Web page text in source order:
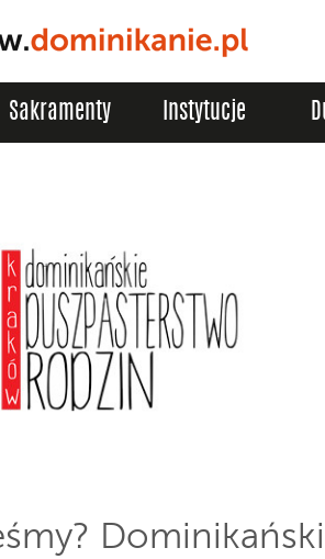
Sakramenty Instytucje